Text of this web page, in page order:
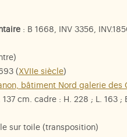
: B 1668, INV 3356,
( XVIIe siècle)
bâtiment Nord galerie des
cm. cadre : H. 228 ; L. 163 ;
sur toile (transposition)